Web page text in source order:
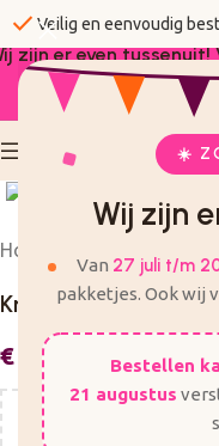
☀️
Wij zijn
Van 27 juli t/m
pakketjes. Ook wij
Bestellen
21 augustus
check Veilig en eenvoudig
zijn er even
er geen
Click to enlarge
Home
Knijpers | Goud | 20
€ 2,49 Incl. BTW
Nog voor